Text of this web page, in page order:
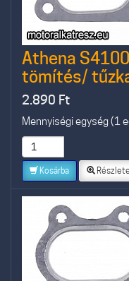
Athena
tömítés/
2.890 Ft
Mennyiségi egység (1
Kosárba